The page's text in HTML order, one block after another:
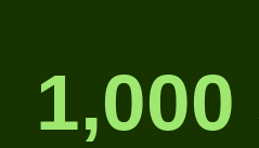
1,000